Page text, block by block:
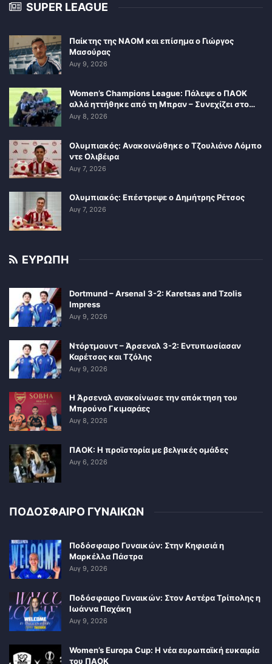
SUPER LEAGUE
Παίκτης της ΝΑΟΜ και επίσημα ο Γιώργος
Μασούρας
Αυγ 9, 2026
Women’s Champions League: Πάλεψε ο ΠΑΟΚ
αλλά ηττήθηκε από τη Μπραν – Συνεχίζει στο…
Αυγ 8, 2026
Ολυμπιακός: Ανακοινώθηκε ο Τζουλιάνο Λόμπο
ντε Ολιβέιρα
Αυγ 7, 2026
Ολυμπιακός: Επέστρεψε ο Δημήτρης Ρέτσος
Αυγ 7, 2026
ΕΥΡΩΠΗ
Dortmund – Arsenal 3-2: Karetsas and Tzolis
Impress
Αυγ 9, 2026
Ντόρτμουντ – Άρσεναλ 3-2: Εντυπωσίασαν
Καρέτσας και Τζόλης
Αυγ 9, 2026
Η Άρσεναλ ανακοίνωσε την απόκτηση του
Μπρούνο Γκιμαράες
Αυγ 8, 2026
ΠΑΟΚ: Η προϊστορία με βελγικές ομάδες
Αυγ 6, 2026
ΠΟΔΟΣΦΑΙΡΟ ΓΥΝΑΙΚΩΝ
Ποδόσφαιρο Γυναικών: Στην Κηφισιά η
Μαρκέλλα Πάστρα
Αυγ 9, 2026
Ποδόσφαιρο Γυναικών: Στον Αστέρα Τρίπολης η
Ιωάννα Παχάκη
Αυγ 9, 2026
Women’s Europa Cup: Η νέα ευρωπαϊκή ευκαιρία
του ΠΑΟΚ